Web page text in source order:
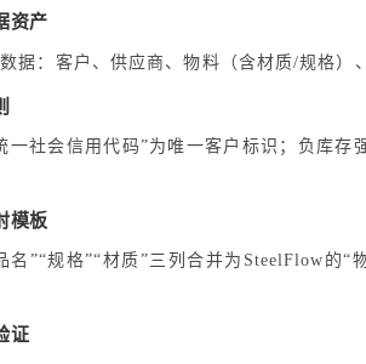
资产
据：客户、供应商、物料（含材质/规格）
一社会信用代码”为唯一客户标识；负库存
模板
名”“规格”“材质”三列合并为SteelFlow的“
证